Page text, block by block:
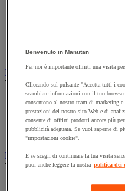
Torcia
Ingrassaggio e lubrificazione
Vedi tutte le categorie
Anti-aderente
Attrezzi per lubrificazione
Grasso e olio
Lubrificante e sbloccante
Marcatura
Vedi tutte le categorie
Benvenuto in Manutan
Per noi è importante offrirti una visita
Cliccando sul pulsante "Accetta tutti i
scambiare informazioni con il tuo
consentono al nostro team di marketing
prestazioni del nostro sito Web e di
consente di offrirti prodotti ancora più
pubblicità adeguata. Se vuoi saperne di
"impostazioni cookie".
E se scegli di continuare la tua visita
puoi anche leggere la nostra politica dei